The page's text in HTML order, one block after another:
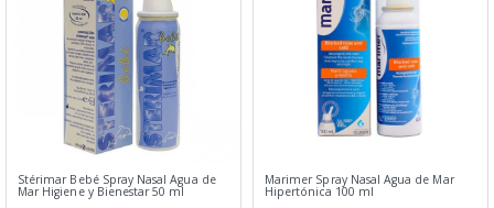
Stérimar Bebé Spray Nasal Agua de
Mar Higiene y Bienestar 50 ml
Marimer Spray Nasal Agua de Mar
Hipertónica 100 ml